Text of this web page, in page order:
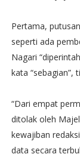
Pertama,
seperti ada
Nagari
kata “sebagian”,
“Dari empat
ditolak oleh
kewajiban
data secara